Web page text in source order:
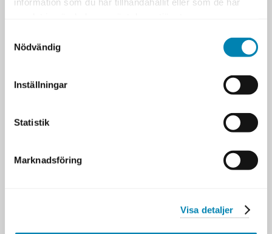
Nödvändig
Inställningar
Statistik
Marknadsföring
Visa detaljer
Att få ihop helheten i en allt